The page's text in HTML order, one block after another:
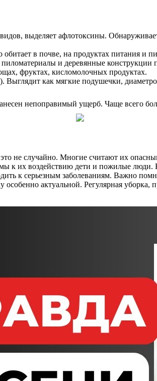
выделяет афлотоксины.
обитает в почве, на продуктах питания и
и деревянные конструкции
фруктах, кисломолочных продуктах.
Выглядит как мягкие подушечки,
непоправимый ущерб. Чаще всего
не случайно. Многие считают их
к их воздействию дети и пожилые
к серьезным заболеваниям. Важно
актуальной. Регулярная уборка,